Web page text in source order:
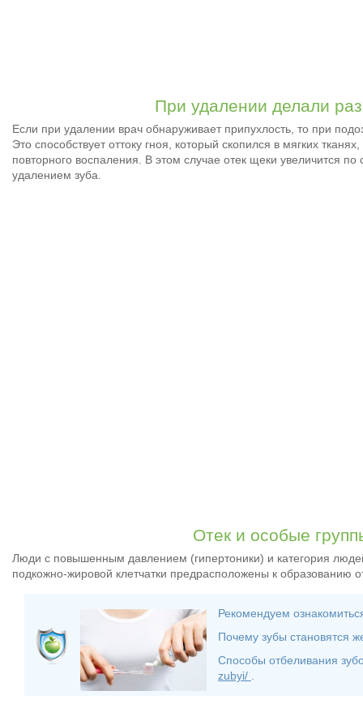
При удалении делали
Если при удалении врач обнаруживает припухлость, то при
Это способствует оттоку гноя, который скопился в мягких
повторного воспаления. В этом случае отек щеки увеличится
удалением зуба.
Отек и особые
Люди с повышенным давлением (гипертоники) и категория
подкожно-жировой клетчатки предрасположены к образованию
Рекомендуем
Почему зубы становятся
Способы отбеливания
zubyi/ .